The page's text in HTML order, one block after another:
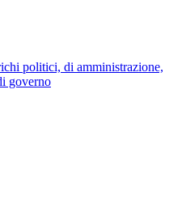
politici, di amministrazione,
governo